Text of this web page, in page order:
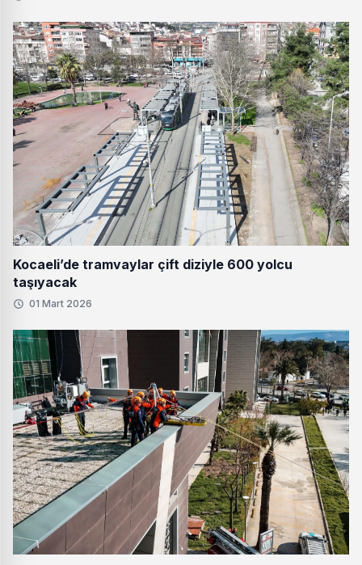
Kocaeli’de tramvaylar çift diziyle 600 yolcu
taşıyacak
01 Mart 2026